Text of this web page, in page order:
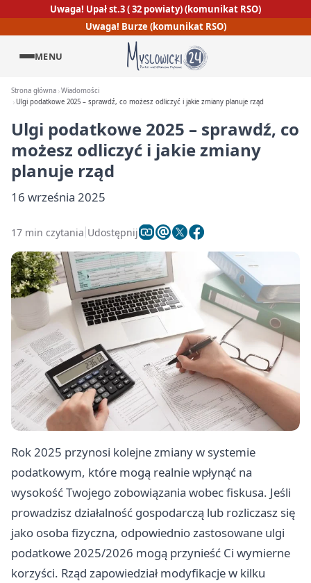
Uwaga! Upał st.3 ( 32 powiaty) (komunikat RSO)
Uwaga! Burze (komunikat RSO)
MENU
Strona główna Wiadomości
Ulgi podatkowe 2025 – sprawdź, co możesz odliczyć i jakie zmiany planuje rząd
Ulgi podatkowe 2025 – sprawdź, co
możesz odliczyć i jakie zmiany
planuje rząd
16 września 2025
17 min czytania Udostępnij
Rok 2025 przynosi kolejne zmiany w systemie
podatkowym, które mogą realnie wpłynąć na
wysokość Twojego zobowiązania wobec fiskusa. Jeśli
prowadzisz działalność gospodarczą lub rozliczasz się
jako osoba fizyczna, odpowiednio zastosowane ulgi
podatkowe 2025/2026 mogą przynieść Ci wymierne
korzyści. Rząd zapowiedział modyfikacje w kilku